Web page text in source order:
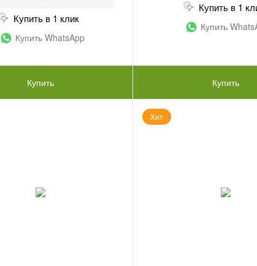
Купить в 1 клик
Купить WhatsApp
Купить
Купить в 1
Купить
Купить
Хит